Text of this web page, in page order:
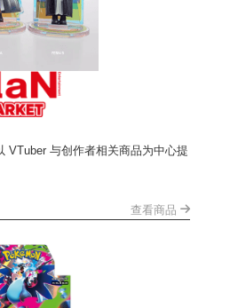
VTuber 与创作者相关商品为中心提
查看商品